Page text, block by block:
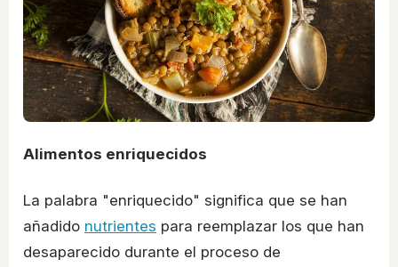
Alimentos enriquecidos
La palabra "enriquecido" significa que se han
añadido nutrientes para reemplazar los que han
desaparecido durante el proceso de